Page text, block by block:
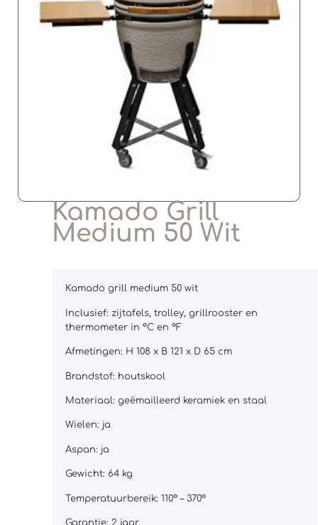
Kamado Grill
Medium 50 Wit
Kamado grill medium 50 wit
Inclusief: zijtafels, trolley, grillrooster en
thermometer in °C en °F
Afmetingen: H 108 x B 121 x D 65 cm
Brandstof: houtskool
Materiaal: geëmailleerd keramiek en staal
Wielen: ja
Aspan: ja
Gewicht: 64 kg
Temperatuurbereik: 110° – 370°
Garantie: 2 jaar